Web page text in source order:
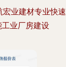
宏业建材专业快速
业厂房建设